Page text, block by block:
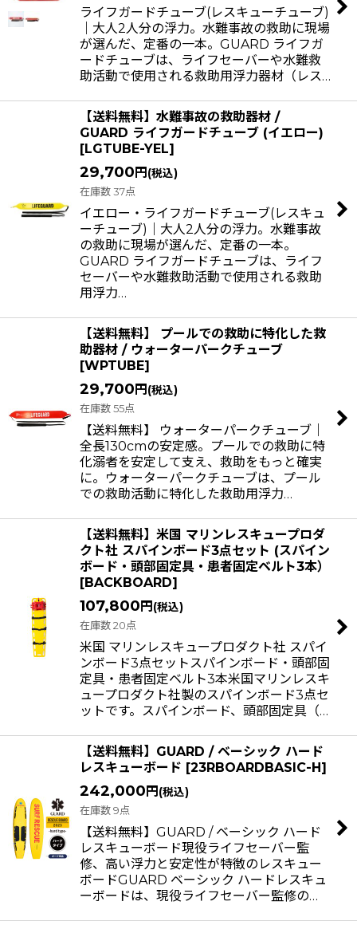
ライフガードチューブ(レスキューチューブ)
｜大人2人分の浮力。水難事故の救助に現場
が選んだ、定番の一本。GUARD ライフガ
ードチューブは、ライフセーバーや水難救
助活動で使用される救助用浮力器材（レス…
【送料無料】水難事故の救助器材 /
GUARD ライフガードチューブ (イエロー)
[LGTUBE-YEL]
29,700 円 (税込)
在庫数 37点
イエロー・ライフガードチューブ(レスキュ
ーチューブ)｜大人2人分の浮力。水難事故
の救助に現場が選んだ、定番の一本。
GUARD ライフガードチューブは、ライフ
セーバーや水難救助活動で使用される救助
用浮力…
【送料無料】 プールでの救助に特化した救
助器材 / ウォーターパークチューブ
[WPTUBE]
29,700 円 (税込)
在庫数 55点
【送料無料】 ウォーターパークチューブ｜
全長130cmの安定感。プールでの救助に特
化溺者を安定して支え、救助をもっと確実
に。ウォーターパークチューブは、プール
での救助活動に特化した救助用浮力…
【送料無料】米国 マリンレスキュープロダ
クト社 スパインボード3点セット (スパイン
ボード・頭部固定具・患者固定ベルト3本）
[BACKBOARD]
107,800 円 (税込)
在庫数 20点
米国 マリンレスキュープロダクト社 スパイ
ンボード3点セットスパインボード・頭部固
定具・患者固定ベルト3本米国マリンレスキ
ュープロダクト社製のスパインボード3点セ
ットです。スパインボード、頭部固定具（…
【送料無料】GUARD / ベーシック ハード
レスキューボード [23RBOARDBASIC-H ]
242,000 円 (税込)
在庫数 9点
【送料無料】GUARD / ベーシック ハード
レスキューボード現役ライフセーバー監
修、高い浮力と安定性が特徴のレスキュー
ボードGUARD ベーシック ハードレスキュ
ーボードは、現役ライフセーバー監修の…